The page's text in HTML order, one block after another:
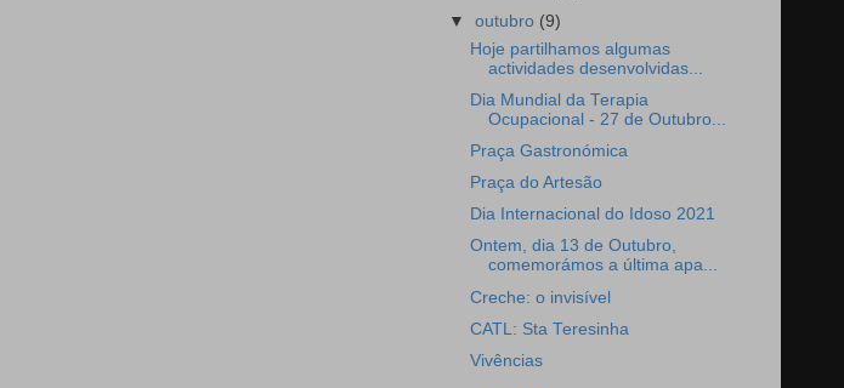
▼outubro (9)
Hoje partilhamos algumas
actividades desenvolvidas...
Dia Mundial da Terapia
Ocupacional - 27 de Outubro...
Praça Gastronómica
Praça do Artesão
Dia Internacional do Idoso 2021
Ontem, dia 13 de Outubro,
comemorámos a última apa...
Creche: o invisível
CATL: Sta Teresinha
Vivências